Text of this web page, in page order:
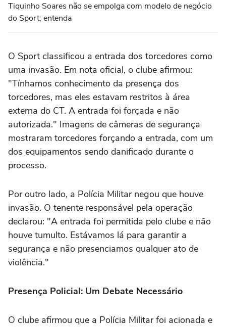
Tiquinho Soares não se empolga com modelo de negócio
do Sport; entenda
O Sport classificou a entrada dos torcedores como
uma invasão. Em nota oficial, o clube afirmou:
"Tínhamos conhecimento da presença dos
torcedores, mas eles estavam restritos à área
externa do CT. A entrada foi forçada e não
autorizada." Imagens de câmeras de segurança
mostraram torcedores forçando a entrada, com um
dos equipamentos sendo danificado durante o
processo.
Por outro lado, a Polícia Militar negou que houve
invasão. O tenente responsável pela operação
declarou: "A entrada foi permitida pelo clube e não
houve tumulto. Estávamos lá para garantir a
segurança e não presenciamos qualquer ato de
violência."
Presença Policial: Um Debate Necessário
O clube afirmou que a Polícia Militar foi acionada e